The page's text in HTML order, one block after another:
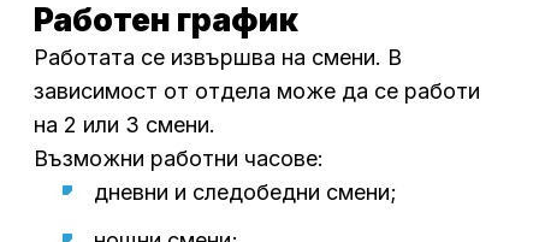
Работен график
Работата се извършва на смени. В
зависимост от отдела може да се работи
на 2 или 3 смени.
Възможни работни часове:
дневни и следобедни смени;